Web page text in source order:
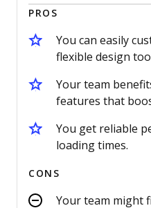
PROS
You can easily
flexible design
Your team
features that
You get reliable
loading times.
CONS
Your team might